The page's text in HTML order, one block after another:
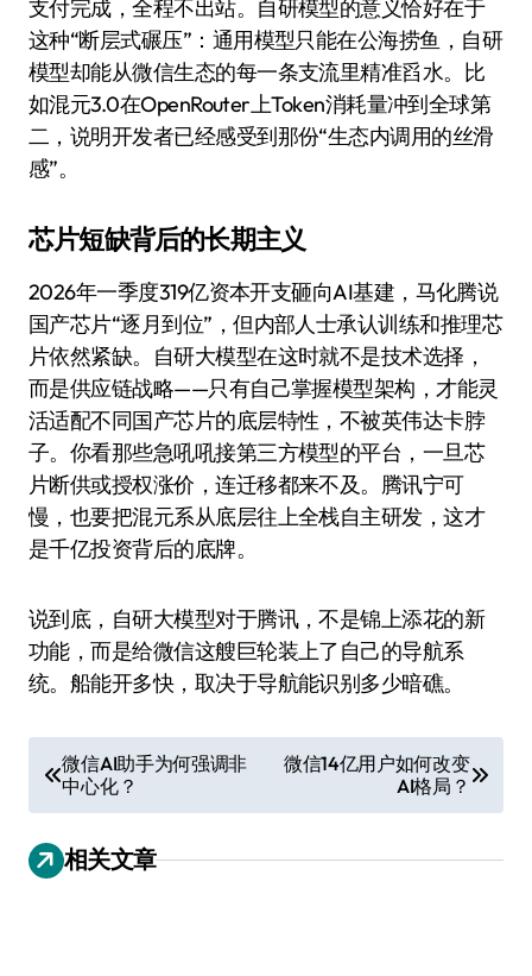
支付完成，全程不出站。自研模型的意义恰好在于
这种“断层式碾压”：通用模型只能在公海捞鱼，自研
模型却能从微信生态的每一条支流里精准舀水。比
如混元3.0在OpenRouter上Token消耗量冲到全球第
二，说明开发者已经感受到那份“生态内调用的丝滑
感”。
芯片短缺背后的长期主义
2026年一季度319亿资本开支砸向AI基建，马化腾说
国产芯片“逐月到位”，但内部人士承认训练和推理芯
片依然紧缺。自研大模型在这时就不是技术选择，
而是供应链战略——只有自己掌握模型架构，才能灵
活适配不同国产芯片的底层特性，不被英伟达卡脖
子。你看那些急吼吼接第三方模型的平台，一旦芯
片断供或授权涨价，连迁移都来不及。腾讯宁可
慢，也要把混元系从底层往上全栈自主研发，这才
是千亿投资背后的底牌。
说到底，自研大模型对于腾讯，不是锦上添花的新
功能，而是给微信这艘巨轮装上了自己的导航系
统。船能开多快，取决于导航能识别多少暗礁。
章
导
航
微信AI助手为何强调非
中心化？
微信14亿用户如何改变
AI格局？
相关文章